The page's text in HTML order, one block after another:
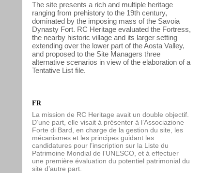
The site presents a rich and multiple heritage
ranging from prehistory to the 19th century,
dominated by the imposing mass of the Savoia
Dynasty Fort. RC Heritage evaluated the Fortress,
the nearby historic village and its larger setting
extending over the lower part of the Aosta Valley,
and proposed to the Site Managers three
alternative scenarios in view of the elaboration of a
Tentative List file.
FR
La mission de RC Heritage avait un double objectif.
D’une part, elle visait à présenter à l’Associazione
Forte di Bard, en charge de la gestion du site, les
mécanismes et les principes guidant les
candidatures pour l’inscription sur la Liste du
Patrimoine Mondial de l’UNESCO, et à effectuer
une première évaluation du potentiel patrimonial du
site d’autre part.